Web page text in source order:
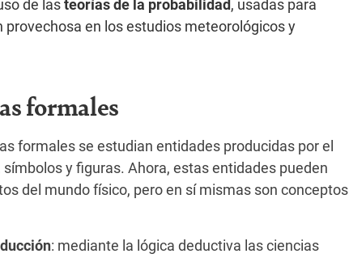
de lasteorías de la probabilidad, usadas para
en los estudios meteorológicos y
formales
formales se estudian entidades producidas por el
y figuras. Ahora, estas entidades pueden
del mundo físico, pero en sí mismas son conceptos
: mediante la lógica deductiva las ciencias